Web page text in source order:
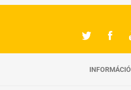
INFORMÁCIÓ